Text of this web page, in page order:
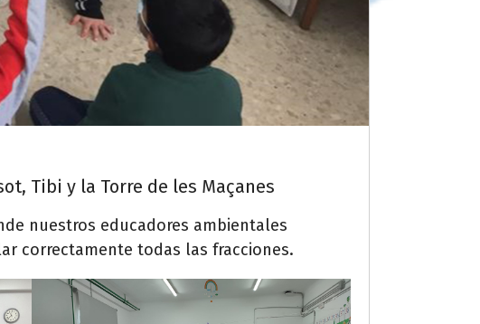
Tibi y la Torre de les Maçanes
nuestros educadores ambientales
correctamente todas las fracciones.